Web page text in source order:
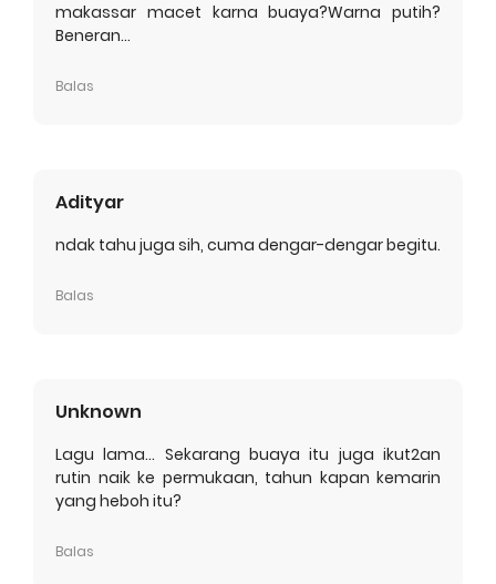
makassar macet karna buaya?Warna putih?
Beneran...
Balas
Adityar
ndak tahu juga sih, cuma dengar-dengar begitu.
Balas
Unknown
Lagu lama... Sekarang buaya itu juga ikut2an
rutin naik ke permukaan, tahun kapan kemarin
yang heboh itu?
Balas